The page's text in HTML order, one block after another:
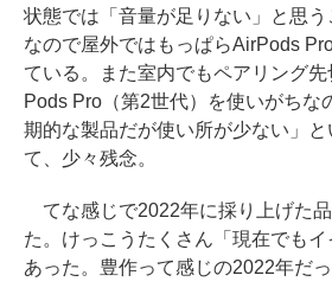
状態では「音量が足りない」と思う
なので屋外ではもっぱらAirPods
ている。また室内でもペアリング
Pods Pro（第2世代）を使いがちな
期的な製品だが使い所が少ない」
て、少々残念。
てな感じで2022年に採り上げた
た。けっこうたくさん「現在でも
あった。豊作って感じの2022年だっ